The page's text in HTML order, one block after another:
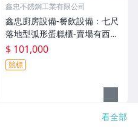
鑫忠不銹鋼工業有限公司
鑫忠廚房設備-餐飲設備：七尺
落地型弧形蛋糕櫃-賣場有西餐
爐-烤箱-水槽-工作檯
$ 101,000
競標
看全部